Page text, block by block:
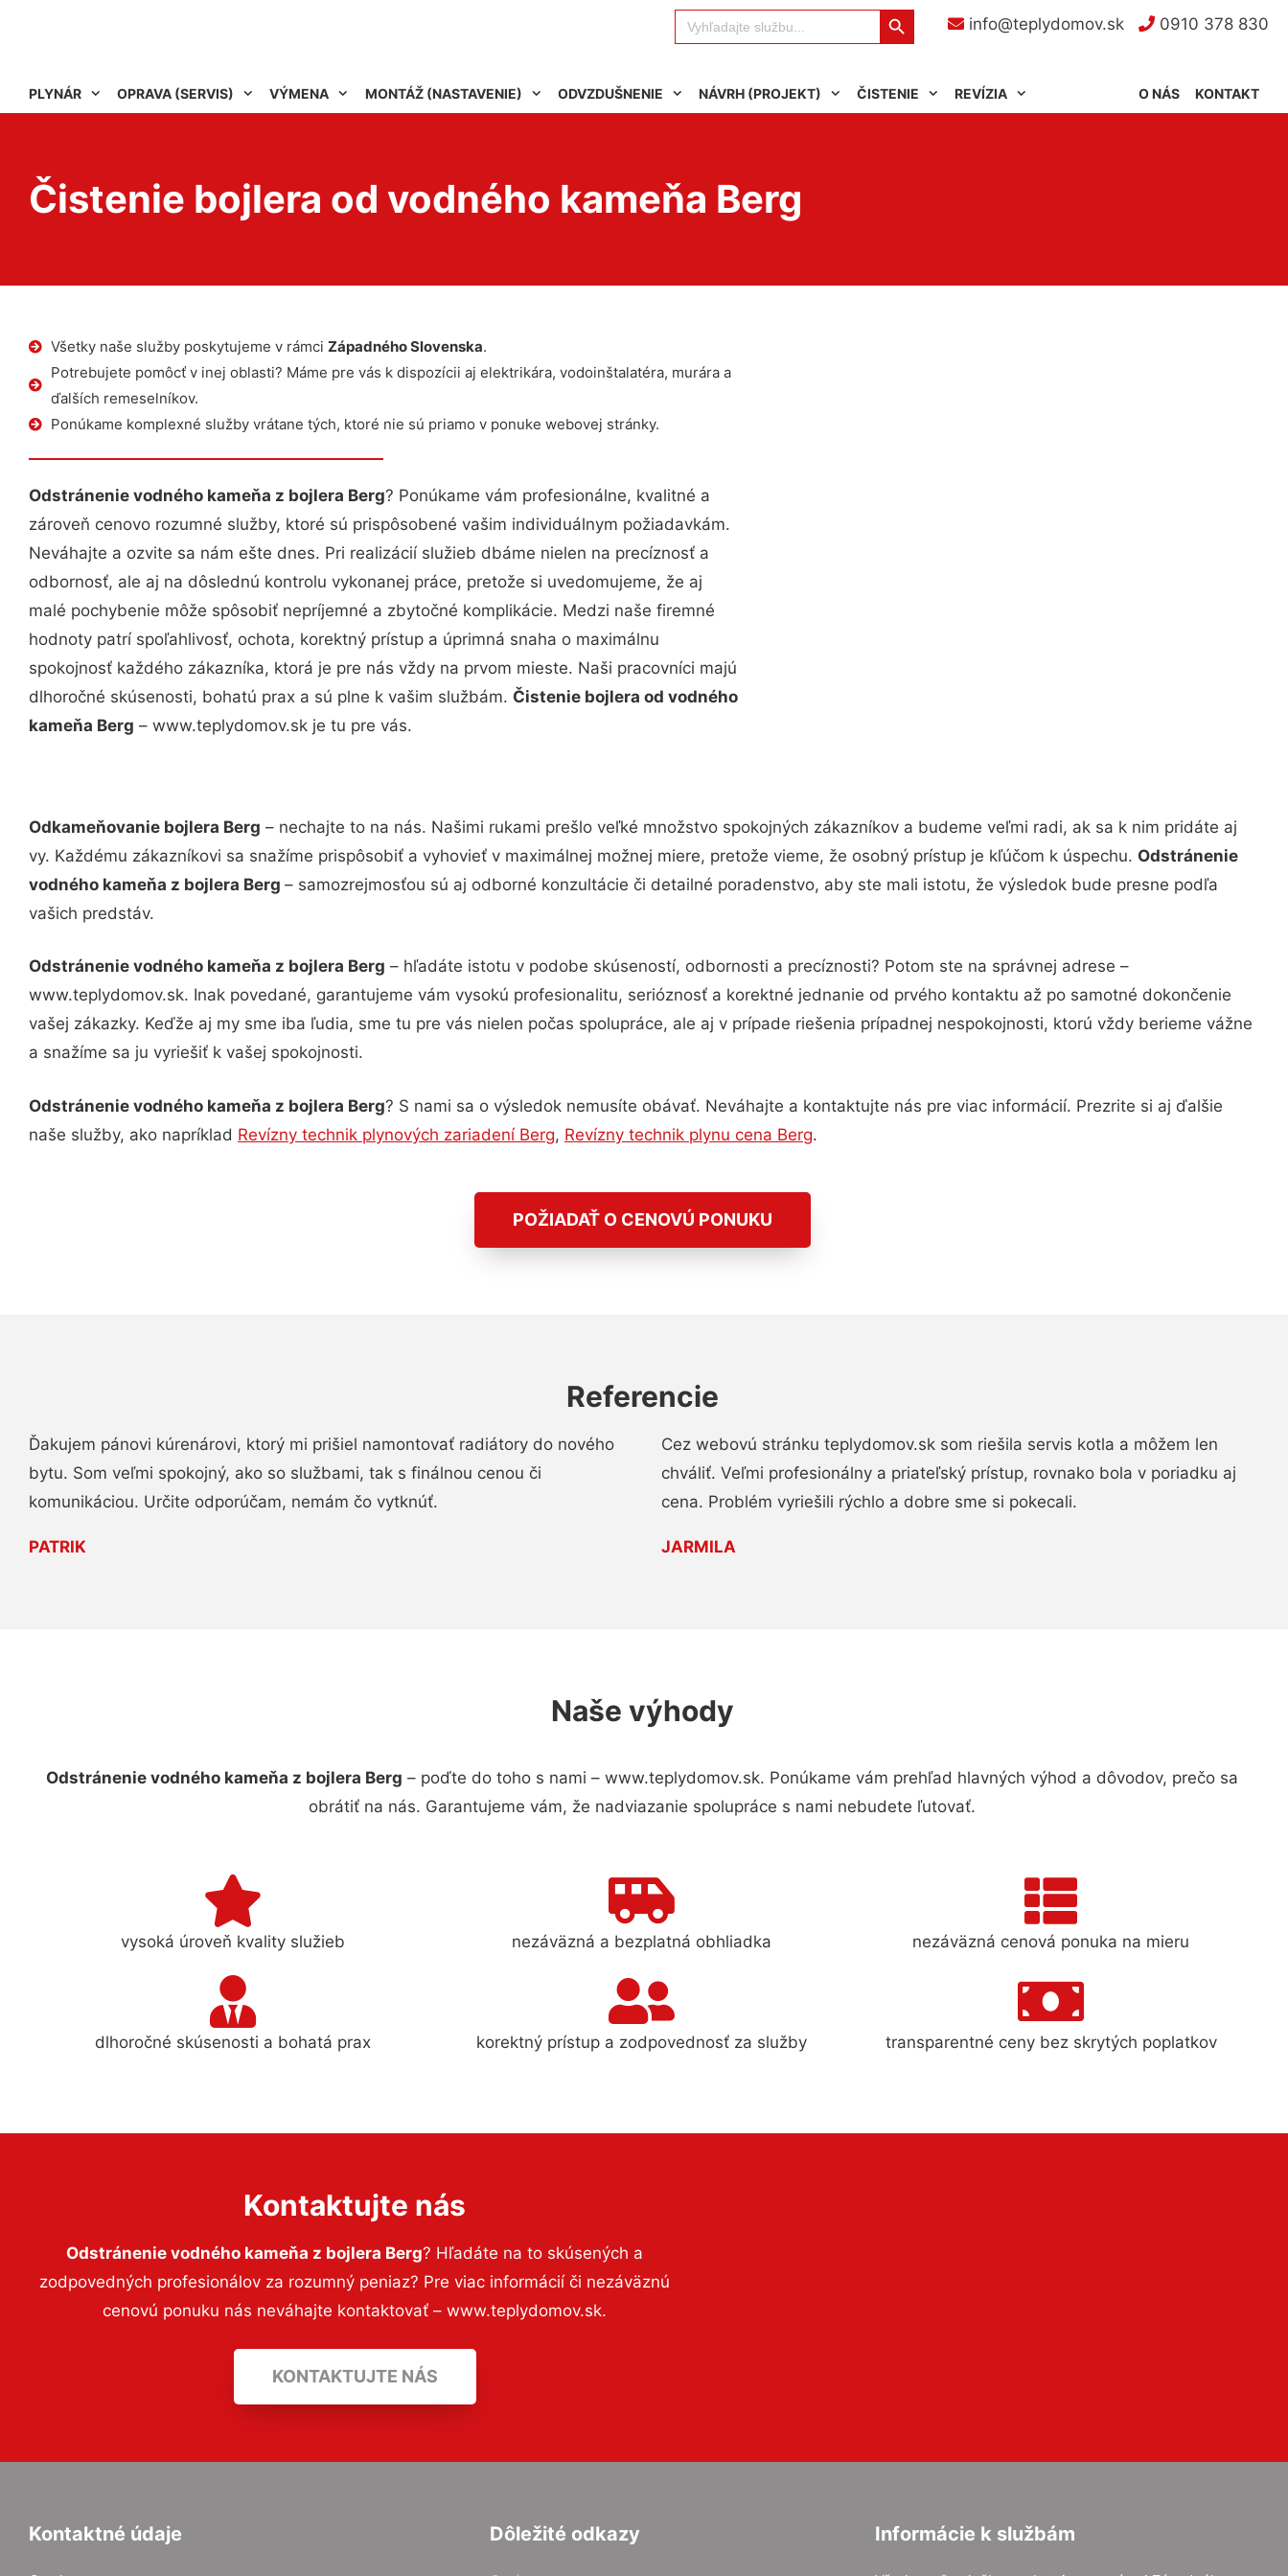
info@teplydomov.sk 0910 378 830
Search
for:
Search Button
PLYNÁR OPRAVA (SERVIS) VÝMENA MONTÁŽ (NASTAVENIE) ODVZDUŠNENIE NÁVRH (PROJEKT) ČISTENIE REVÍZIA KONTAKT
O NÁS
Čistenie bojlera od vodného kameňa Berg
Všetky naše služby poskytujeme v rámci Západného Slovenska.
Potrebujete pomôcť v inej oblasti? Máme pre vás k dispozícii aj elektrikára, vodoinštalatéra, murára a
ďalších remeselníkov.
Ponúkame komplexné služby vrátane tých, ktoré nie sú priamo v ponuke webovej stránky.
Odstránenie vodného kameňa z bojlera Berg? Ponúkame vám profesionálne, kvalitné a
zároveň cenovo rozumné služby, ktoré sú prispôsobené vašim individuálnym požiadavkám.
Neváhajte a ozvite sa nám ešte dnes. Pri realizácií služieb dbáme nielen na precíznosť a
odbornosť, ale aj na dôslednú kontrolu vykonanej práce, pretože si uvedomujeme, že aj
malé pochybenie môže spôsobiť nepríjemné a zbytočné komplikácie. Medzi naše firemné
hodnoty patrí spoľahlivosť, ochota, korektný prístup a úprimná snaha o maximálnu
spokojnosť každého zákazníka, ktorá je pre nás vždy na prvom mieste. Naši pracovníci majú
dlhoročné skúsenosti, bohatú prax a sú plne k vašim službám. Čistenie bojlera od vodného
kameňa Berg – www.teplydomov.sk je tu pre vás.
Odkameňovanie bojlera Berg – nechajte to na nás. Našimi rukami prešlo veľké množstvo spokojných zákazníkov a budeme veľmi radi, ak sa k nim pridáte aj
vy. Každému zákazníkovi sa snažíme prispôsobiť a vyhovieť v maximálnej možnej miere, pretože vieme, že osobný prístup je kľúčom k úspechu. Odstránenie
vodného kameňa z bojlera Berg – samozrejmosťou sú aj odborné konzultácie či detailné poradenstvo, aby ste mali istotu, že výsledok bude presne podľa
vašich predstáv.
Odstránenie vodného kameňa z bojlera Berg – hľadáte istotu v podobe skúseností, odbornosti a precíznosti? Potom ste na správnej adrese –
www.teplydomov.sk. Inak povedané, garantujeme vám vysokú profesionalitu, serióznosť a korektné jednanie od prvého kontaktu až po samotné dokončenie
vašej zákazky. Keďže aj my sme iba ľudia, sme tu pre vás nielen počas spolupráce, ale aj v prípade riešenia prípadnej nespokojnosti, ktorú vždy berieme vážne
a snažíme sa ju vyriešiť k vašej spokojnosti.
Odstránenie vodného kameňa z bojlera Berg? S nami sa o výsledok nemusíte obávať. Neváhajte a kontaktujte nás pre viac informácií. Prezrite si aj ďalšie
naše služby, ako napríklad Revízny technik plynových zariadení Berg, Revízny technik plynu cena Berg.
POŽIADAŤ O CENOVÚ PONUKU
Referencie
Ďakujem pánovi kúrenárovi, ktorý mi prišiel namontovať radiátory do nového
bytu. Som veľmi spokojný, ako so službami, tak s finálnou cenou či
komunikáciou. Určite odporúčam, nemám čo vytknúť.
PATRIK
Cez webovú stránku teplydomov.sk som riešila servis kotla a môžem len
chváliť. Veľmi profesionálny a priateľský prístup, rovnako bola v poriadku aj
cena. Problém vyriešili rýchlo a dobre sme si pokecali.
JARMILA
Naše výhody
Odstránenie vodného kameňa z bojlera Berg – poďte do toho s nami – www.teplydomov.sk. Ponúkame vám prehľad hlavných výhod a dôvodov, prečo sa
obrátiť na nás. Garantujeme vám, že nadviazanie spolupráce s nami nebudete ľutovať.
vysoká úroveň kvality služieb nezáväzná a bezplatná obhliadka nezáväzná cenová ponuka na mieru
dlhoročné skúsenosti a bohatá prax korektný prístup a zodpovednosť za služby transparentné ceny bez skrytých poplatkov
Kontaktujte nás
Odstránenie vodného kameňa z bojlera Berg? Hľadáte na to skúsených a
zodpovedných profesionálov za rozumný peniaz? Pre viac informácií či nezáväznú
cenovú ponuku nás neváhajte kontaktovať – www.teplydomov.sk.
KONTAKTUJTE NÁS
Kontaktné údaje Dôležité odkazy Informácie k službám